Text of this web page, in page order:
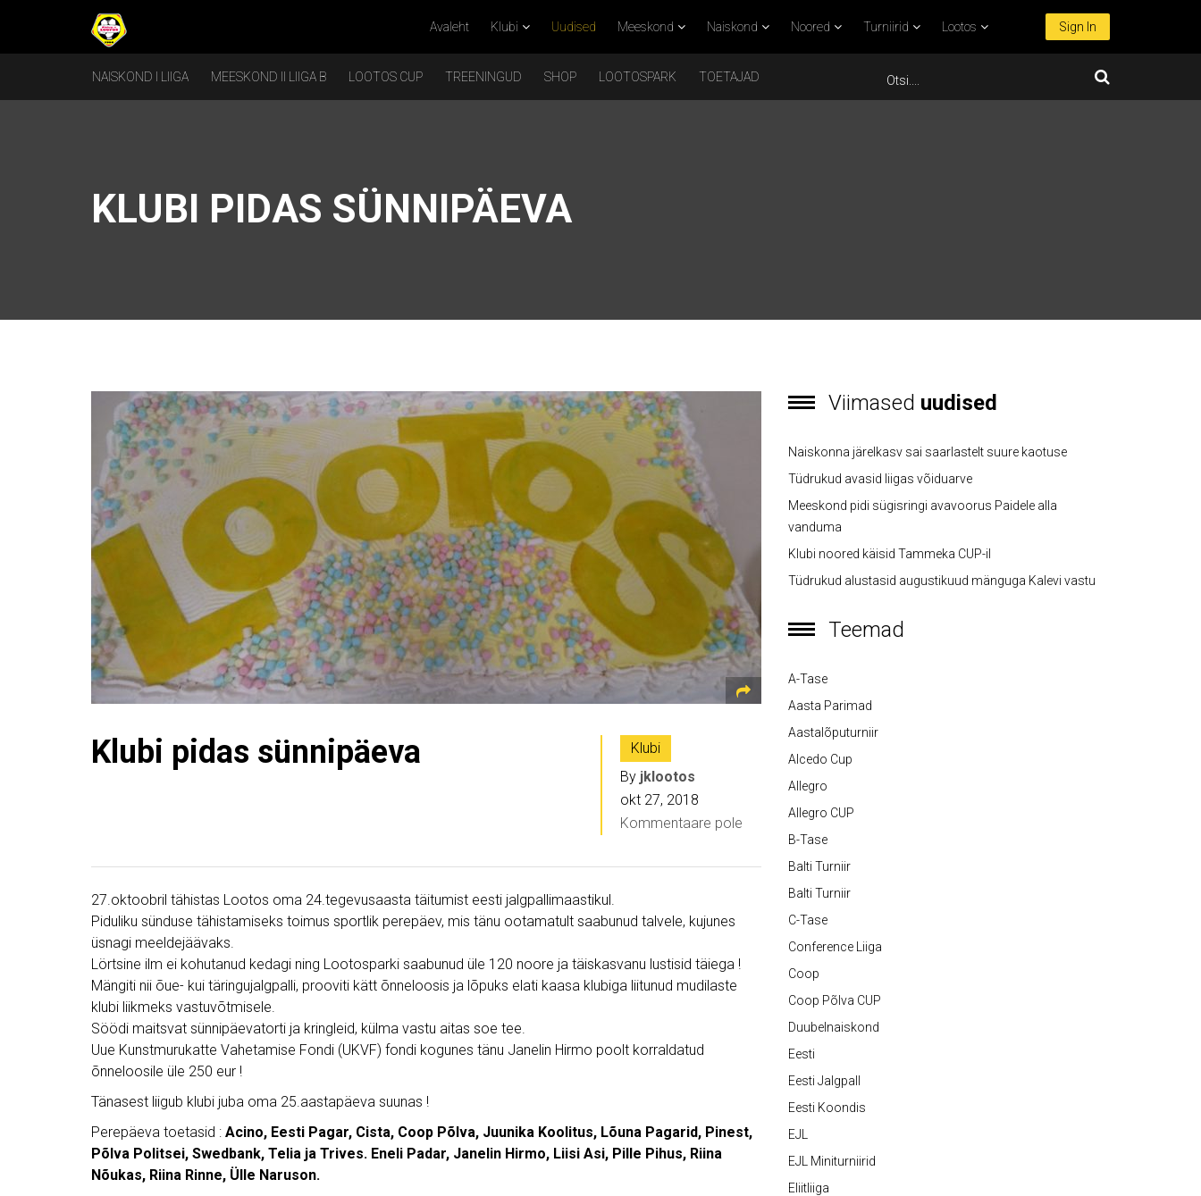
Avaleht Klubi Uudised Meeskond Naiskond Noored Turniirid Lootos Sign In
NAISKOND I LIIGA MEESKOND II LIIGA B LOOTOS CUP TREENINGUD SHOP LOOTOSPARK TOETAJAD
KLUBI PIDAS SÜNNIPÄEVA
Klubi pidas sünnipäeva
Klubi
By jklootos
okt 27, 2018
Kommentaare pole
27.oktoobril tähistas Lootos oma 24.tegevusaasta täitumist eesti jalgpallimaastikul.
Piduliku sünduse tähistamiseks toimus sportlik perepäev, mis tänu ootamatult saabunud talvele, kujunes
üsnagi meeldejäävaks.
Lörtsine ilm ei kohutanud kedagi ning Lootosparki saabunud üle 120 noore ja täiskasvanu lustisid täiega !
Mängiti nii õue- kui täringujalgpalli, prooviti kätt õnneloosis ja lõpuks elati kaasa klubiga liitunud mudilaste
klubi liikmeks vastuvõtmisele.
Söödi maitsvat sünnipäevatorti ja kringleid, külma vastu aitas soe tee.
Uue Kunstmurukatte Vahetamise Fondi (UKVF) fondi kogunes tänu Janelin Hirmo poolt korraldatud
õnneloosile üle 250 eur !
Tänasest liigub klubi juba oma 25.aastapäeva suunas !
Perepäeva toetasid : Acino, Eesti Pagar, Cista, Coop Põlva, Juunika Koolitus, Lõuna Pagarid, Pinest,
Põlva Politsei, Swedbank, Telia ja Trives. Eneli Padar, Janelin Hirmo, Liisi Asi, Pille Pihus, Riina
Nõukas, Riina Rinne, Ülle Naruson.
Viimased uudised
Naiskonna järelkasv sai saarlastelt suure kaotuse
Tüdrukud avasid liigas võiduarve
Meeskond pidi sügisringi avavoorus Paidele alla
vanduma
Klubi noored käisid Tammeka CUP-il
Tüdrukud alustasid augustikuud mänguga Kalevi vastu
Teemad
A-Tase
Aasta Parimad
Aastalõputurniir
Alcedo Cup
Allegro
Allegro CUP
B-Tase
Balti Turniir
Balti Turniir
C-Tase
Conference Liiga
Coop
Coop Põlva CUP
Duubelnaiskond
Eesti
Eesti Jalgpall
Eesti Koondis
EJL
EJL Miniturniirid
Eliitliiga